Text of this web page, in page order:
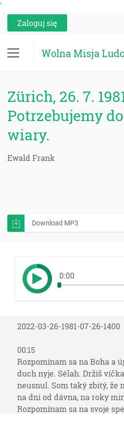
'
Zaloguj się
Wolna Misja
Zürich, 26. 7.
Potrzebujemy
wiary.
Ewald Frank
Download MP3
0:00
2022-03-26-1981-07-26-1400
00:15
Rozpomínam sa na Boha a
duch nyje. Sélah. Držíš
neusnul. Som taký zbitý, že
na dni od dávna, na roky
Rozpomínam sa na svoje